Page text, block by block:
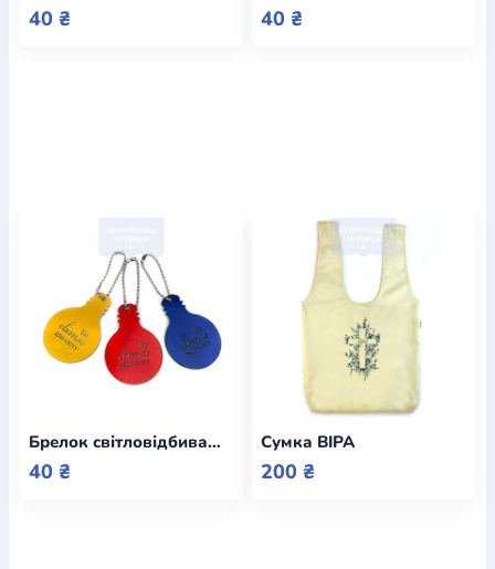
40 ₴ 40 ₴
Брелок світловідбиваючий ЛАМПА Ти - світло для світу в асортименті
40 ₴
Сумка ВІРА
200 ₴